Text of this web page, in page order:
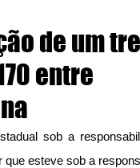
de um
entre
sob a
esteve sob a